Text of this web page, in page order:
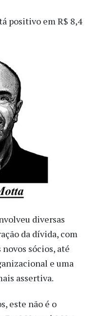
positivo em R$ 8,4
diversas
da dívida, com
sócios, até
e uma
assertiva.
este não é o